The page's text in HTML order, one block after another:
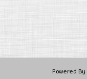
Powered By